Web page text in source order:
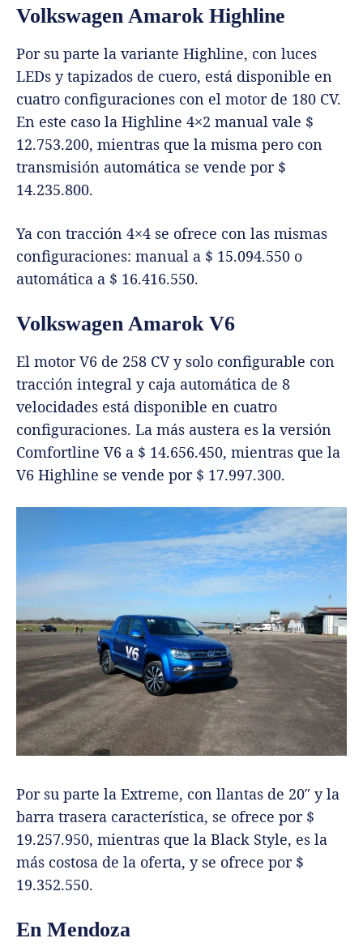
Volkswagen Amarok Highline
Por su parte la variante Highline, con luces
LEDs y tapizados de cuero, está disponible en
cuatro configuraciones con el motor de 180 CV.
En este caso la Highline 4×2 manual vale $
12.753.200, mientras que la misma pero con
transmisión automática se vende por $
14.235.800.
Ya con tracción 4×4 se ofrece con las mismas
configuraciones: manual a $ 15.094.550 o
automática a $ 16.416.550.
Volkswagen Amarok V6
El motor V6 de 258 CV y solo configurable con
tracción integral y caja automática de 8
velocidades está disponible en cuatro
configuraciones. La más austera es la versión
Comfortline V6 a $ 14.656.450, mientras que la
V6 Highline se vende por $ 17.997.300.
Por su parte la Extreme, con llantas de 20″ y la
barra trasera característica, se ofrece por $
19.257.950, mientras que la Black Style, es la
más costosa de la oferta, y se ofrece por $
19.352.550.
En Mendoza